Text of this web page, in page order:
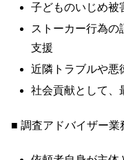
子どものいじめ被
ストーカー行為の
支援
近隣トラブルや悪
社会貢献として、
■ 調査アドバイザー業